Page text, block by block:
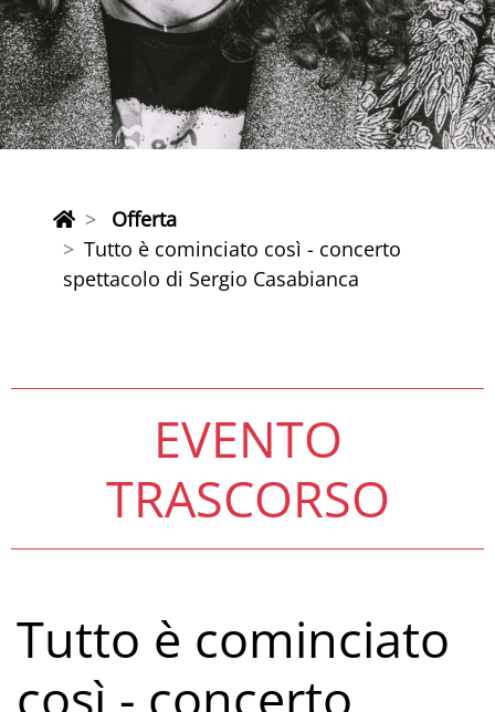
Offerta
Tutto è cominciato così - concerto
spettacolo di Sergio Casabianca
EVENTO
TRASCORSO
Tutto è cominciato
così - concerto